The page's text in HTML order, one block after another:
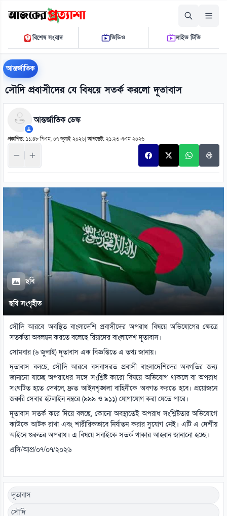
শুক্রবার, ০৭ আগস্ট ২০২৬
০৬ ১৯ ১৫ পি.এম.THE DAILY AJKER PROTTASHA
বিশেষ সংবাদ ভিডিও লাইভ টিভি
আন্তর্জাতিক
সৌদি প্রবাসীদের যে বিষয়ে সতর্ক করলো দূতাবাস
আন্তর্জাতিক ডেস্ক
প্রকাশিত: ১১:৪৮ পিএম, ০৭ জুলাই ২০২৬ |আপডেট: ২১:২৩ এএম ২০২৬
ছবি
ছবি সংগৃহীত
সৌদি আরবে অবস্থিত বাংলাদেশি প্রবাসীদের অপরাধ বিষয়ে অভিযোগের ক্ষেত্রে
সতর্কতা অবলম্বন করতে বলেছে রিয়াদের বাংলাদেশ দূতাবাস।
সোমবার (৬ জুলাই) দূতাবাস এক বিজ্ঞপ্তিতে এ তথ্য জানায়।
দূতাবাস বলছে, সৌদি আরবে বসবাসরত প্রবাসী বাংলাদেশিদের অবগতির জন্য
জানানো যাচ্ছে অপরাধের সঙ্গে সংশ্লিষ্ট কারো বিষয়ে অভিযোগ থাকলে বা অপরাধ
সংঘটিত হতে দেখলে, দ্রুত আইনশৃঙ্খলা বাহিনীকে অবগত করতে হবে। প্রয়োজনে
জরুরি সেবার হটলাইন নম্বরে (৯৯৯ ও ৯১১) যোগাযোগ করা যেতে পারে।
দূতাবাস সতর্ক করে দিয়ে বলছে, কোনো অবস্থাতেই অপরাধ সংশ্লিষ্টতার অভিযোগে
কাউকে আটক রাখা এবং শারীরিকভাবে নির্যাতন করার সুযোগ নেই। এটি এ দেশীয়
আইনে গুরুতর অপরাধ। এ বিষয়ে সবাইকে সতর্ক থাকার আহ্বান জানানো হচ্ছে।
এসি/আপ্র/০৭/০৭/২০২৬
দূতাবাস
সৌদি